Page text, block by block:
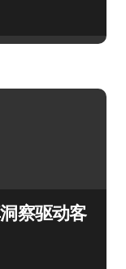
察驱动客